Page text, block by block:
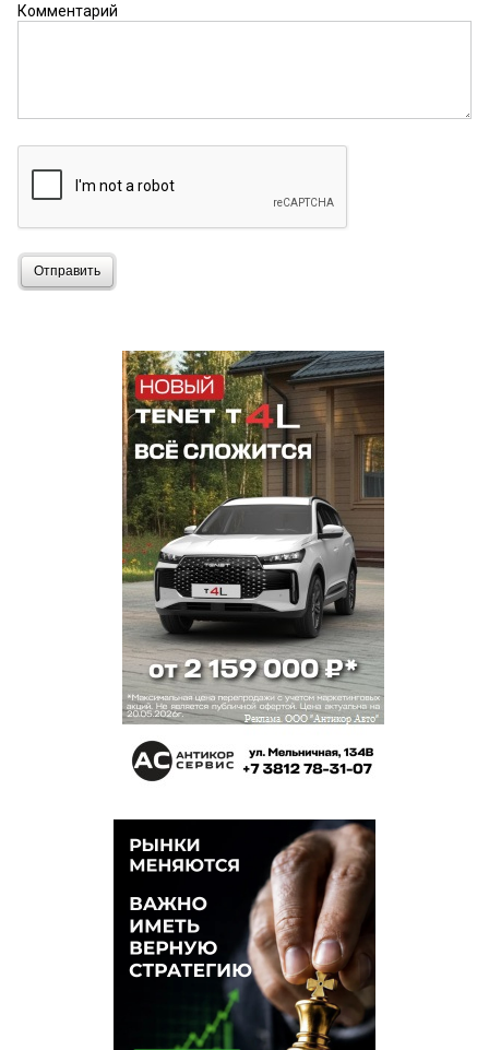
Комментарий
Отправить